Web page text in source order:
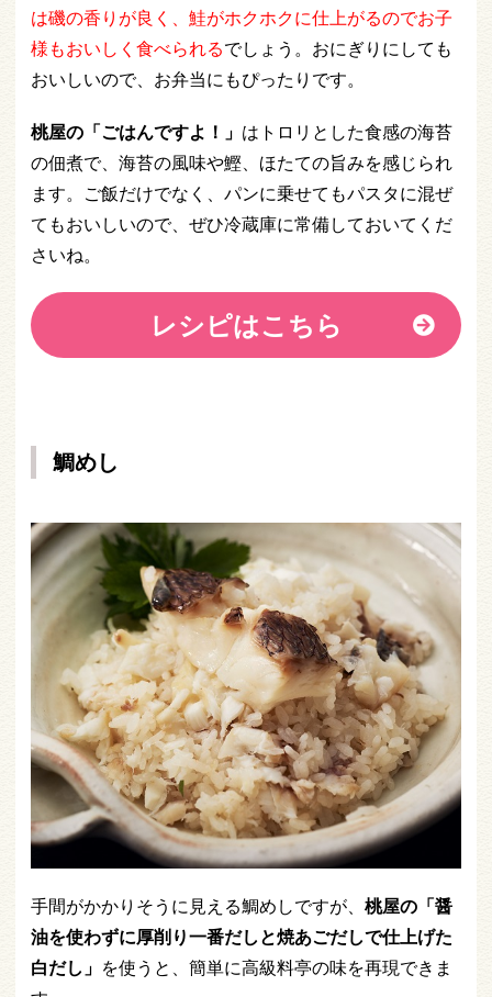
は磯の香りが良く、鮭がホクホクに仕上がるのでお子
様もおいしく食べられるでしょう。おにぎりにしても
おいしいので、お弁当にもぴったりです。
桃屋の「ごはんですよ！」 はトロリとした食感の海苔
の佃煮で、海苔の風味や鰹、ほたての旨みを感じられ
ます。ご飯だけでなく、パンに乗せてもパスタに混ぜ
てもおいしいので、ぜひ冷蔵庫に常備しておいてくだ
さいね。
レシピはこちら
鯛めし
手間がかかりそうに見える鯛めしですが、 桃屋の「醤
油を使わずに厚削り一番だしと焼あごだしで仕上げた
白だし」 を使うと、簡単に高級料亭の味を再現できま